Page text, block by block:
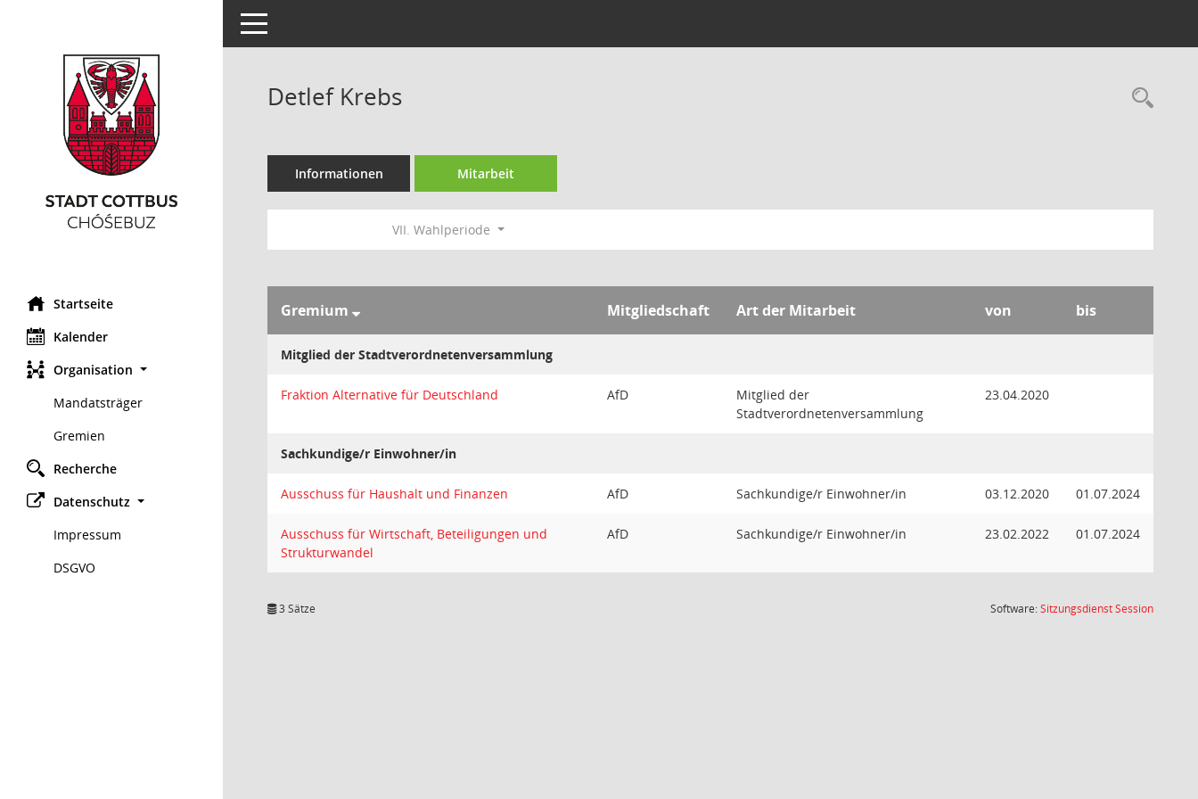
Startseite
Kalender
Organisation
Mandatsträger
Gremien
Recherche
Datenschutz
Impressum
DSGVO
Toggle navigation
Detlef Krebs
Informationen Mitarbeit
VII. Wahlperiode
Gremium Mitgliedschaft Art der Mitarbeit von bis
Mitglied der Stadtverordnetenversammlung
Fraktion Alternative für Deutschland AfD
Mitglied der
Stadtverordnetenversammlung
23.04.2020
Sachkundige/r Einwohner/in
Ausschuss für Haushalt und Finanzen AfD Sachkundige/r Einwohner/in 03.12.2020 01.07.2024
Ausschuss für Wirtschaft, Beteiligungen und
Strukturwandel
AfD Sachkundige/r Einwohner/in 23.02.2022 01.07.2024
3 Sätze Software:SitzungsdienstSession(Wird in